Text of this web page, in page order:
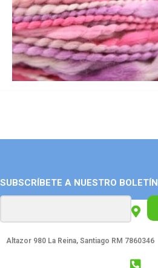
SUBSCRÍBETE A NUESTRO BOLETÍN
Altazor 980 La Reina, Santiago RM 7860346